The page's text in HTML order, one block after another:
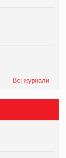
Всі журнали